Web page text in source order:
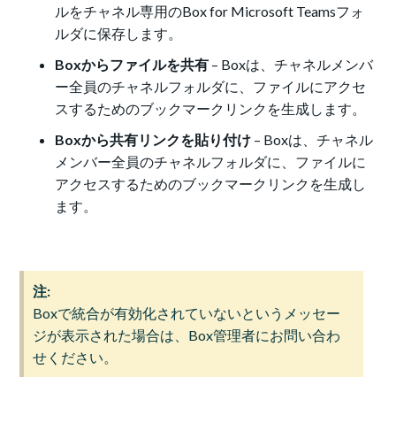
ルをチャネル専用のBox for Microsoft Teamsフォ
ルダに保存します。
Boxからファイルを共有 – Boxは、チャネルメンバ
ー全員のチャネルフォルダに、ファイルにアクセ
スするためのブックマークリンクを生成します。
Boxから共有リンクを貼り付け – Boxは、チャネル
メンバー全員のチャネルフォルダに、ファイルに
アクセスするためのブックマークリンクを生成し
ます。
注:
Boxで統合が有効化されていないというメッセー
ジが表示された場合は、Box管理者にお問い合わ
せください。